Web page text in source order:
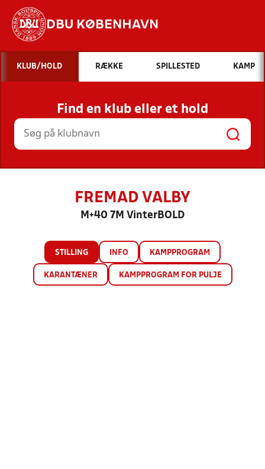
DBU KØBENHAVN
Hvad vil du søge efter?
INDHOLD OG NYHEDER
STILLINGER, RESULTATER, KLUBBER OG
HOLD
KLUB/HOLD RÆKKE SPILLESTED KAMP
Find en klub eller et hold
FREMAD VALBY
M+40 7M VinterBOLD
STILLING INFO KAMPPROGRAM
KARANTÆNER KAMPPROGRAM FOR PULJE